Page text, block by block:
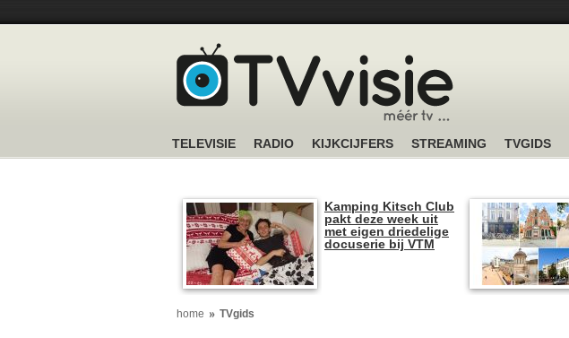
TELEVISIE RADIO KIJKCIJFERS STREAMING TVGIDS
Kamping Kitsch Club
pakt deze week uit
met eigen driedelige
docuserie bij VTM
home TVgids